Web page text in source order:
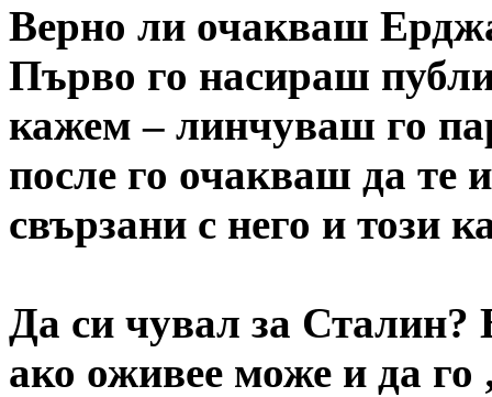
Верно ли очакваш
Първо го насираш
кажем – линчуваш го
после го очакваш да те
свързани с него и този
Да си чувал за Сталин?
ако оживее може и да